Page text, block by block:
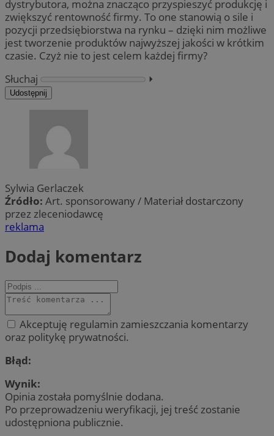
dystrybutora, można znacząco przyspieszyć produkcję i
zwiększyć rentowność firmy. To one stanowią o sile i
pozycji przedsiębiorstwa na rynku – dzięki nim możliwe
jest tworzenie produktów najwyższej jakości w krótkim
czasie. Czyż nie to jest celem każdej firmy?
Słuchaj
⏵︎
Udostępnij
Sylwia Gerlaczek
Źródło: Art. sponsorowany / Materiał dostarczony
przez zleceniodawcę
reklama
Dodaj komentarz
Akceptuję regulamin zamieszczania komentarzy
oraz politykę prywatności.
Błąd:
Wynik:
Opinia została pomyślnie dodana.
Po przeprowadzeniu weryfikacji, jej treść zostanie
udostępniona publicznie.